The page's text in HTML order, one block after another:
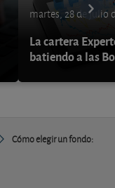
martes, 28 de julio
La cartera
batiendo a las
Cómo elegir un fondo: